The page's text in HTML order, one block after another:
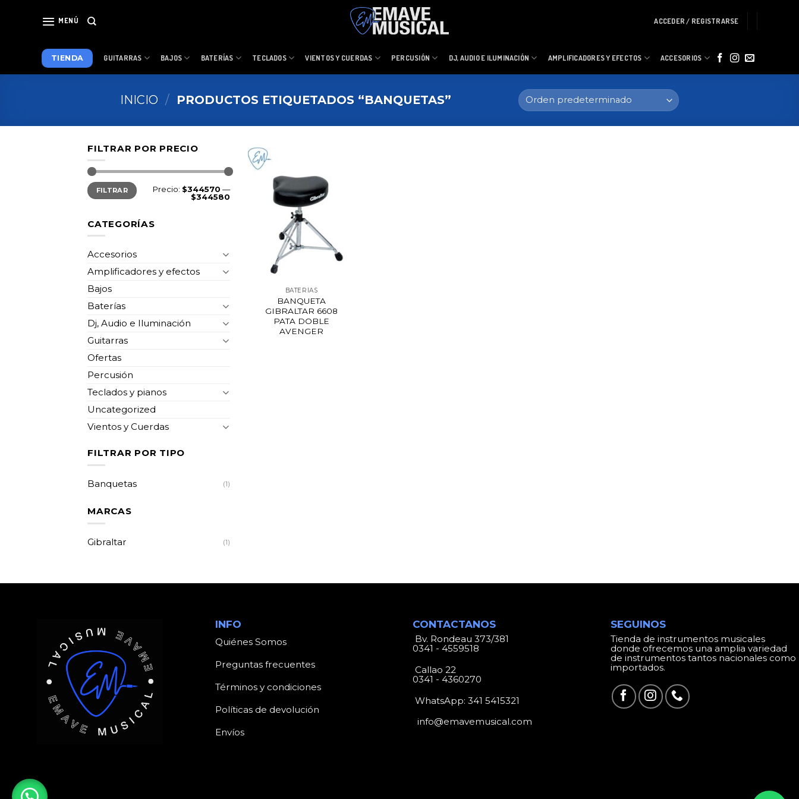
MENÚ ACCEDER / REGISTRARSE
TIENDA GUITARRAS BAJOS BATERÍAS TECLADOS VIENTOS Y CUERDAS PERCUSIÓN DJ, AUDIO E ILUMINACIÓN AMPLIFICADORES Y EFECTOS ACCESORIOS
INICIO / PRODUCTOS ETIQUETADOS “BANQUETAS”
FILTRAR POR PRECIO
Precio
mínimo
Precio
máximo
FILTRAR Precio: $344570 —
$344580
CATEGORÍAS
Accesorios
Amplificadores y efectos
Bajos
Baterías
Dj, Audio e Iluminación
Guitarras
Ofertas
Percusión
Teclados y pianos
Uncategorized
Vientos y Cuerdas
FILTRAR POR TIPO
Banquetas (1)
MARCAS
Gibraltar (1)
BATERÍAS
BANQUETA
GIBRALTAR 6608
PATA DOBLE
AVENGER
INFO
Quiénes Somos
Preguntas frecuentes
Términos y condiciones
Políticas de devolución
Envíos
CONTACTANOS
Bv. Rondeau 373/381
0341 - 4559518
Callao 22
0341 - 4360270
WhatsApp:341 5415321
info@emavemusical.com
SEGUINOS
Tienda de instrumentos musicales
donde ofrecemos una amplia variedad
de instrumentos tantos nacionales como
importados.